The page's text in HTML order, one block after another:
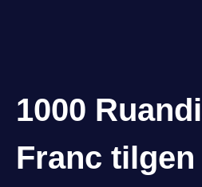
1000
Franc tilgen